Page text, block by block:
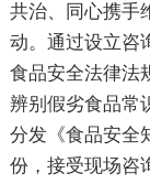
共治、同心携手
动。通过设立咨
食品安全法律法
辨别假劣食品常
分发《食品安全
份，接受现场咨